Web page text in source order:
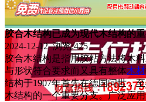
胶合木结构已成为现代木结构的
2024-12-12 浏览:425
胶合木结构是指用胶粘方法将木
与形状符合要求而又具有整体木材
结构于1907年首先在德国问世，
木结构的一个重要分支。广泛应